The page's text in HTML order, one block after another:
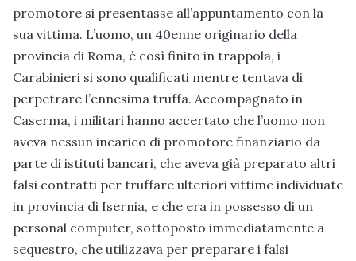
promotore si presentasse all’appuntamento con la
sua vittima. L’uomo, un 40enne originario della
provincia di Roma, è così finito in trappola, i
Carabinieri si sono qualificati mentre tentava di
perpetrare l’ennesima truffa. Accompagnato in
Caserma, i militari hanno accertato che l’uomo non
aveva nessun incarico di promotore finanziario da
parte di istituti bancari, che aveva già preparato altri
falsi contratti per truffare ulteriori vittime individuate
in provincia di Isernia, e che era in possesso di un
personal computer, sottoposto immediatamente a
sequestro, che utilizzava per preparare i falsi